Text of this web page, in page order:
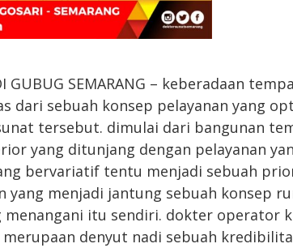
GUBUG SEMARANG – keberadaan
dari sebuah konsep pelayanan yang
tersebut. dimulai dari bangunan
yang ditunjang dengan pelayanan
bervariatif tentu menjadi sebuah
yang menjadi jantung sebuah konsep
menangani itu sendiri. dokter operator
denyut nadi sebuah